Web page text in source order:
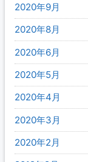
2020年9月
2020年8月
2020年6月
2020年5月
2020年4月
2020年3月
2020年2月